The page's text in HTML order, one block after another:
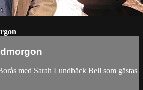
med Sarah Lundbäck Bell som gästas